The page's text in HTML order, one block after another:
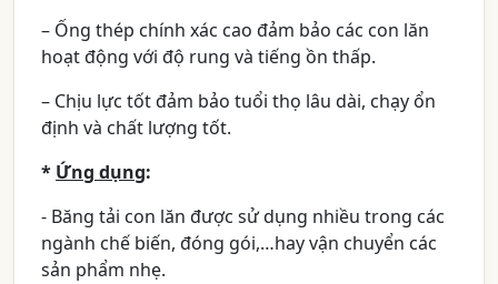
– Ống thép chính xác cao đảm bảo các con lăn
hoạt động với độ rung và tiếng ồn thấp.
– Chịu lực tốt đảm bảo tuổi thọ lâu dài, chạy ổn
định và chất lượng tốt.
* Ứng dụng:
- Băng tải con lăn được sử dụng nhiều trong các
ngành chế biến, đóng gói,…hay vận chuyển các
sản phẩm nhẹ.